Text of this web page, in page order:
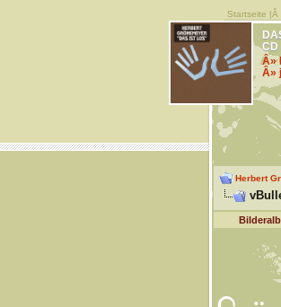
Startseite |Â
CD
Â»
Â»
Herbert